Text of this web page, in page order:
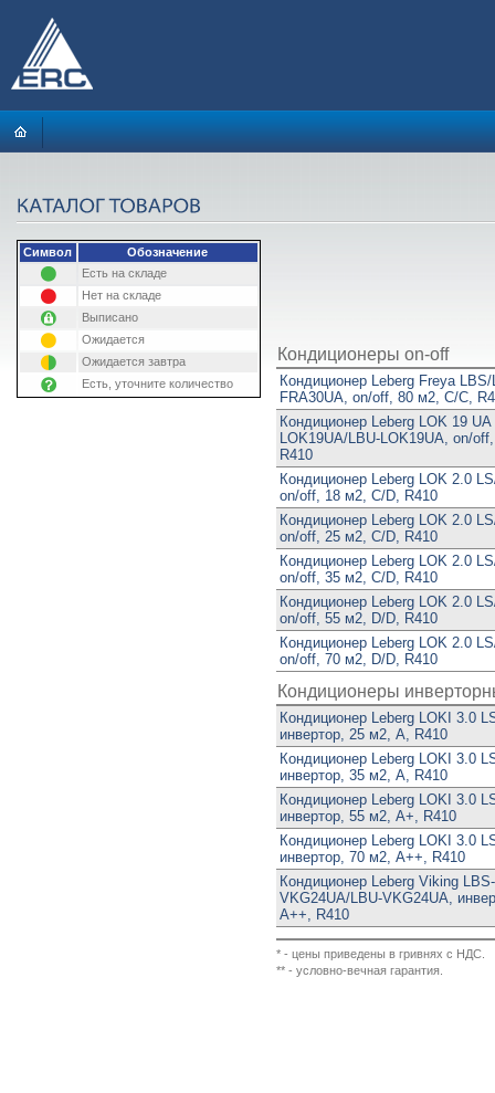
Символ
Обозначение
Есть на складе
Нет на складе
Выписано
Ожидается
Ожидается завтра
Есть, уточните количество
Кондиционеры on-off
Кондиционер Leberg Freya LBS/
FRA30UA, on/off, 80 м2, C/C,
Кондиционер Leberg LOK 19 UA
LOK19UA/LBU-LOK19UA, on/
R410
Кондиционер Leberg LOK 2.0
on/off, 18 м2, C/D, R410
Кондиционер Leberg LOK 2.0
on/off, 25 м2, C/D, R410
Кондиционер Leberg LOK 2.0
on/off, 35 м2, C/D, R410
Кондиционер Leberg LOK 2.0
on/off, 55 м2, D/D, R410
Кондиционер Leberg LOK 2.0
on/off, 70 м2, D/D, R410
Кондиционеры
Кондиционер Leberg LOKI 3.0
инвертор, 25 м2, A, R410
Кондиционер Leberg LOKI 3.0
инвертор, 35 м2, A, R410
Кондиционер Leberg LOKI 3.0
инвертор, 55 м2, A+, R410
Кондиционер Leberg LOKI 3.0
инвертор, 70 м2, A++, R410
Кондиционер Leberg Viking LBS-
VKG24UA/LBU-VKG24UA,
A++, R410
* - цены приведены в гривнях с НДС.
** - условно-вечная гарантия.